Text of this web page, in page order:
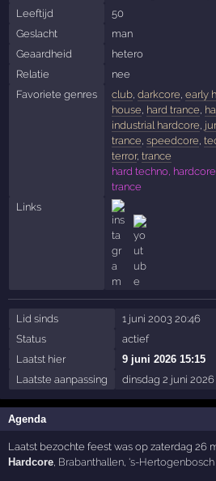
Leeftijd
50
Geslacht
man
Geaardheid
hetero
Relatie
nee
Favoriete genres
club, darkcore early
house hard trance
industrial hardcore
trance speedcore
terror, trance
hard techno,
trance
Links
Lid sinds
1 juni 2003 20:46
Status
actief
Laatst hier
9 juni 2026 15:15
Laatste aanpassing
dinsdag 2 juni 2026
Agenda
Laatst bezochte feest was op zaterdag 26
Hardcore, Brabanthallen, 's-Hertogenbosch